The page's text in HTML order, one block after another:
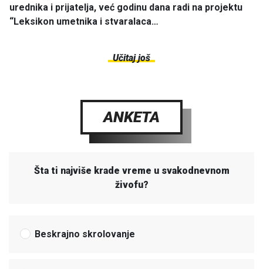
urednika i prijatelja, već godinu dana radi na projektu
“Leksikon umetnika i stvaralaca…
Učitaj još
ANKETA
Šta ti najviše krade vreme u svakodnevnom
živofu?
Beskrajno skrolovanje